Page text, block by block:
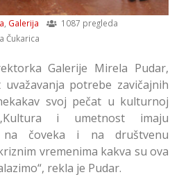
Galerija
1087 pregleda
Čukarica
Galerije Mirela Pudar,
potrebe zavičajnih
svoj pečat u kulturnoj
i umetnost imaju
na čoveka i na društvenu
vremenima kakva su ova
rekla je Pudar.